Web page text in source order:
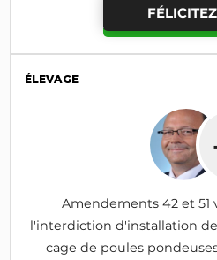
ÉLEVAGE
Amendements 42 et 51
l'interdiction d'installation
cage de poules